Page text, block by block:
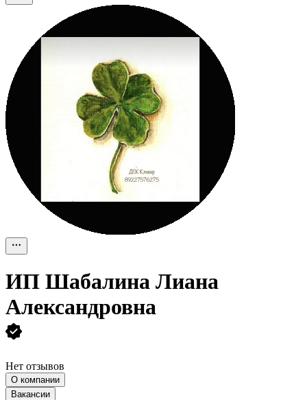
ИП Шабалина Лиана
Александровна
Нет отзывов
О компании
Вакансии